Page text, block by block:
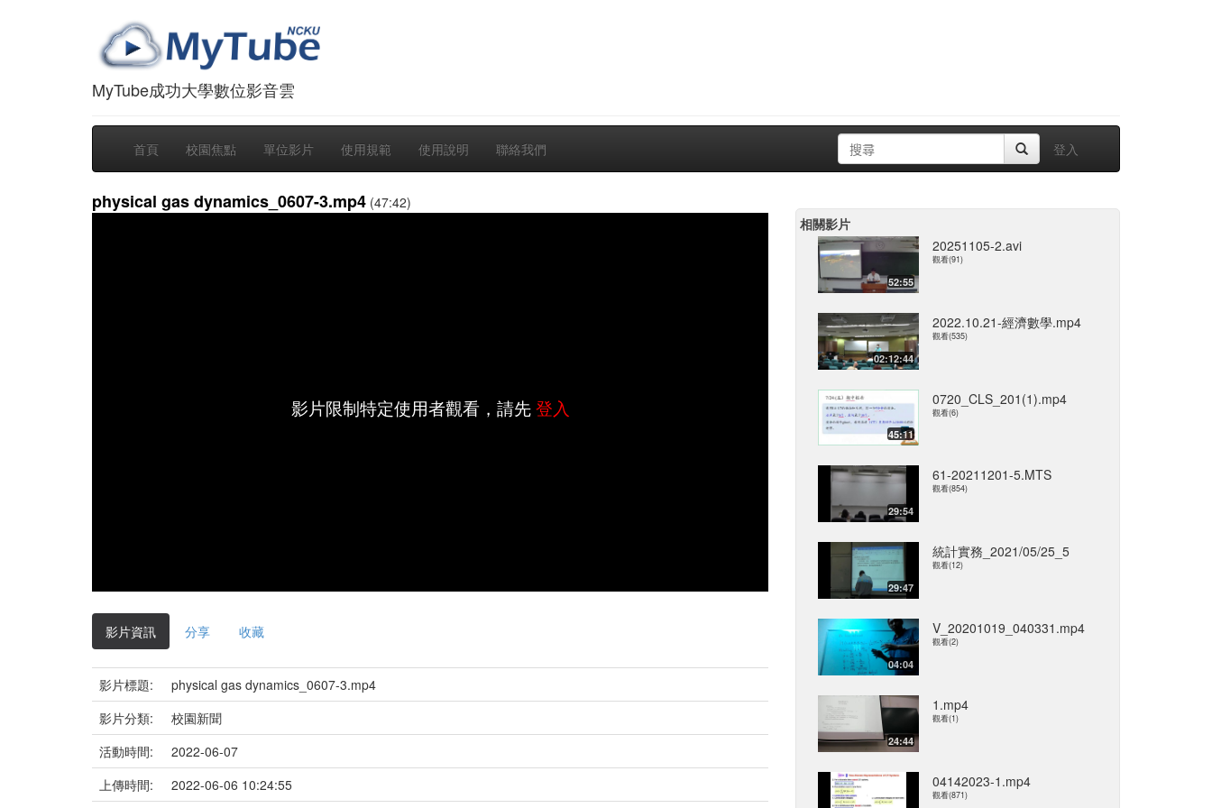
MyTube成功大學數位影音雲
首頁 校園焦點 單位影片 使用規範 使用說明 聯絡我們 登入
physical gas dynamics_0607-3.mp4 (47:42)
影片限制特定使用者觀看，請先登入
影片資訊 分享 收藏
影片標題:
physical gas dynamics_0607-3.mp4
影片分類:
校園新聞
活動時間:
2022-06-07
上傳時間:
2022-06-06 10:24:55
相關影片
52:55
20251105-2.avi
觀看(91)
02:12:44
2022.10.21-經濟數學.mp4
觀看(535)
45:11
0720_CLS_201(1).mp4
觀看(6)
29:54
61-20211201-5.MTS
觀看(854)
29:47
統計實務_2021/05/25_5
觀看(12)
04:04
V_20201019_040331.mp4
觀看(2)
24:44
1.mp4
觀看(1)
04142023-1.mp4
觀看(871)